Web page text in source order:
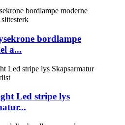
bordlampe
a...
Led stripe lys